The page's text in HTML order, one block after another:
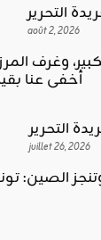
août 2, 2026
وغرف
أخفى عنا
juillet 26, 2026
الصين: